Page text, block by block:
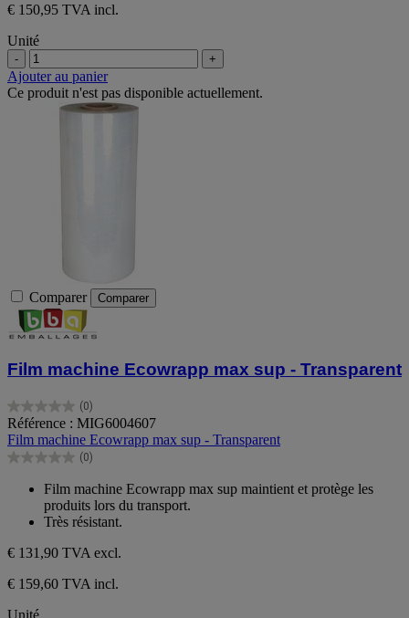
€ 150,95 TVA incl.
Unité
- +
Ajouter au panier
Ce produit n'est pas disponible actuellement.
Comparer Comparer
Film machine Ecowrapp max sup - Transparent
(0)
0.0
sur
5
étoiles.
Référence : MIG6004607
Film machine Ecowrapp max sup - Transparent
(0)
0.0
étoiles.
Film machine Ecowrapp max sup maintient et protège les
produits lors du transport.
Très résistant.
€ 131,90 TVA excl.
€ 159,60 TVA incl.